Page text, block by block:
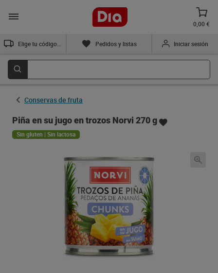
0,00 €
Pedidos y listas Iniciar sesión
Conservas de fruta
Piña en su jugo en trozos Norvi 270 g
Sin gluten | Sin lactosa